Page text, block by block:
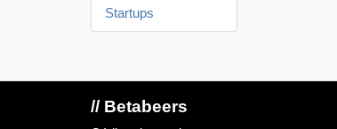
Startups
// Betabeers